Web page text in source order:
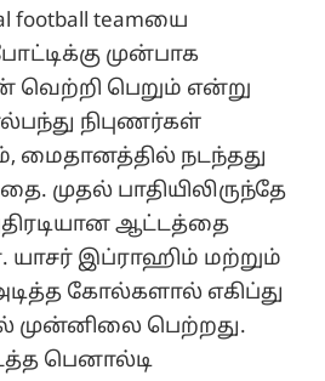
football teamயை
முன்பாக
பெறும் என்று
நிபுணர்கள்
மைதானத்தில் நடந்தது
முதல் பாதியிலிருந்தே
ஆட்டத்தை
யாசர் இப்ராஹிம் மற்றும்
கோல்களால் எகிப்து
முன்னிலை பெற்றது.
பெனால்டி